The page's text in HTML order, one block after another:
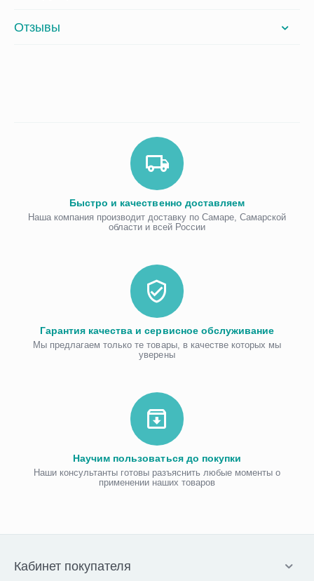
Отзывы
Быстро и качественно доставляем
Наша компания производит доставку по Самаре, Самарской
области и всей России
Гарантия качества и сервисное обслуживание
Мы предлагаем только те товары, в качестве которых мы
уверены
Научим пользоваться до покупки
Наши консультанты готовы разъяснить любые моменты о
применении наших товаров
Кабинет покупателя